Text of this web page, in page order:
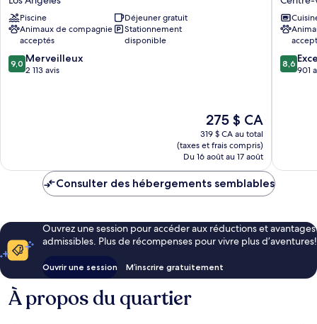
LA
-
University
Medical
Center
Los
Piscine
Déjeuner gratuit
Animaux de compagnie
acceptés
Stationnement
disponible
9.0
sur
9,0 Merveilleux
2 113 avis
Le
prix
est
de
275 $ CA
275 $ CA
319 $ CA au total
(taxes et frais compris)
Du 16 août au 17 août
by
Centre-
ville
8.6
sur
8,6
901
Consulter des hébergements semblables
Ouvrez une session pour accéder aux réductions et avantages
admissibles. Plus de récompenses pour vivre plus d’aventures!
Ouvrir une session M’inscrire gratuitement
À propos du quartier